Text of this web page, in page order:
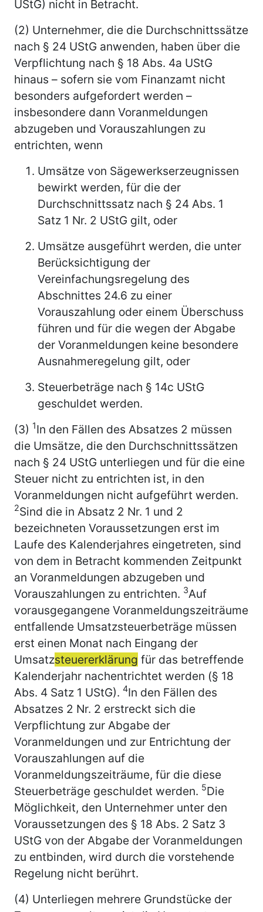
UStG) nicht in Betracht.
(2) Unternehmer, die die Durchschnittssätze
nach § 24 UStG anwenden, haben über die
Verpflichtung nach § 18 Abs. 4a UStG
hinaus – sofern sie vom Finanzamt nicht
besonders aufgefordert werden –
insbesondere dann Voranmeldungen
abzugeben und Vorauszahlungen zu
entrichten, wenn
Umsätze von Sägewerkserzeugnissen
bewirkt werden, für die der
Durchschnittssatz nach § 24 Abs. 1
Satz 1 Nr. 2 UStG gilt, oder
Umsätze ausgeführt werden, die unter
Berücksichtigung der
Vereinfachungsregelung des
Abschnittes 24.6 zu einer
Vorauszahlung oder einem Überschuss
führen und für die wegen der Abgabe
der Voranmeldungen keine besondere
Ausnahmeregelung gilt, oder
Steuerbeträge nach § 14c UStG
geschuldet werden.
(3) 1In den Fällen des Absatzes 2 müssen
die Umsätze, die den Durchschnittssätzen
nach § 24 UStG unterliegen und für die eine
Steuer nicht zu entrichten ist, in den
Voranmeldungen nicht aufgeführt werden.
2Sind die in Absatz 2 Nr. 1 und 2
bezeichneten Voraussetzungen erst im
Laufe des Kalenderjahres eingetreten, sind
von dem in Betracht kommenden Zeitpunkt
an Voranmeldungen abzugeben und
Vorauszahlungen zu entrichten. 3Auf
vorausgegangene Voranmeldungszeiträume
entfallende Umsatzsteuerbeträge müssen
erst einen Monat nach Eingang der
Umsatzsteuererklärung für das betreffende
Kalenderjahr nachentrichtet werden (§ 18
Abs. 4 Satz 1 UStG). 4In den Fällen des
Absatzes 2 Nr. 2 erstreckt sich die
Verpflichtung zur Abgabe der
Voranmeldungen und zur Entrichtung der
Vorauszahlungen auf die
Voranmeldungszeiträume, für die diese
Steuerbeträge geschuldet werden. 5Die
Möglichkeit, den Unternehmer unter den
Voraussetzungen des § 18 Abs. 2 Satz 3
UStG von der Abgabe der Voranmeldungen
zu entbinden, wird durch die vorstehende
Regelung nicht berührt.
(4) Unterliegen mehrere Grundstücke der